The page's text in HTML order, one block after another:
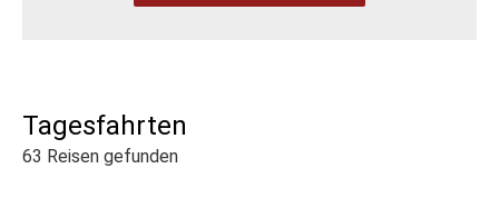
Tagesfahrten
63 Reisen gefunden